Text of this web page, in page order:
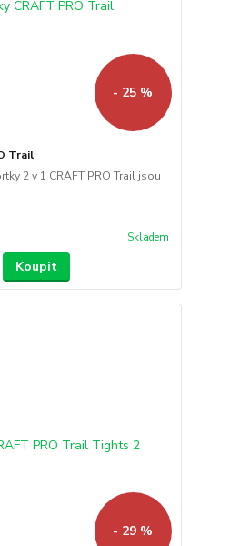
- 25 %
Trail
2 v 1 CRAFT PRO Trail jsou
Skladem
Koupit
- 29 %